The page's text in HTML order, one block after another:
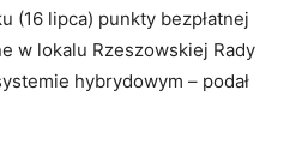
(16 lipca) punkty bezpłatnej
w lokalu Rzeszowskiej Rady
hybrydowym – podał